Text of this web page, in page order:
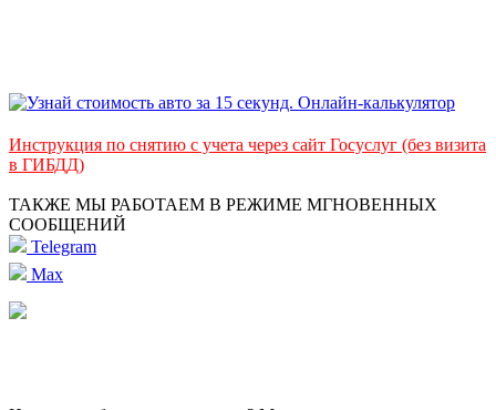
Инструкция по снятию с учета через сайт Госуслуг (без визита
в ГИБДД)
ТАКЖЕ МЫ РАБОТАЕМ В РЕЖИМЕ МГНОВЕННЫХ
СООБЩЕНИЙ
Telegram
Max